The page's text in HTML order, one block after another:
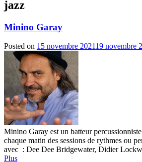
jazz
Minino Garay
Posted on 15 novembre 202119 novembre
Minino Garay est un batteur
chaque matin des sessions de rythmes ou
avec : Dee Dee Bridgewater, Didier
Plus